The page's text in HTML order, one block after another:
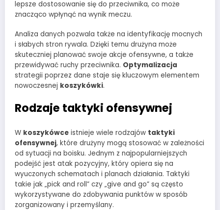
lepsze dostosowanie się do przeciwnika, co może
znacząco wpłynąć na wynik meczu.
Analiza danych pozwala także na identyfikację mocnych
i słabych stron rywala. Dzięki temu drużyna może
skuteczniej planować swoje akcje ofensywne, a także
przewidywać ruchy przeciwnika. Optymalizacja
strategii poprzez dane staje się kluczowym elementem
nowoczesnej koszykówki.
Rodzaje taktyki ofensywnej
W koszykówce istnieje wiele rodzajów taktyki
ofensywnej, które drużyny mogą stosować w zależności
od sytuacji na boisku. Jednym z najpopularniejszych
podejść jest atak pozycyjny, który opiera się na
wyuczonych schematach i planach działania. Taktyki
takie jak „pick and roll” czy „give and go” są często
wykorzystywane do zdobywania punktów w sposób
zorganizowany i przemyślany.